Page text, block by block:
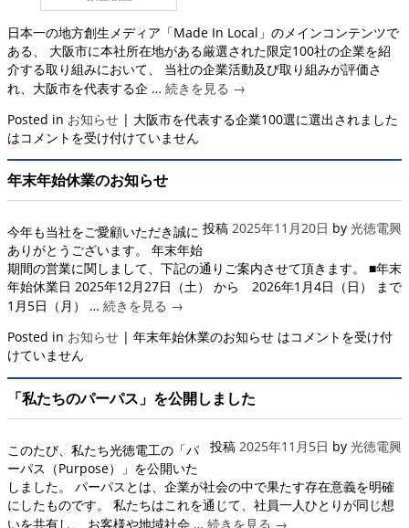
日本一の地方創生メディア「Made In Local」のメインコンテンツで
ある、 大阪市に本社所在地がある厳選された限定100社の企業を紹
介する取り組みにおいて、 当社の企業活動及び取り組みが評価さ
れ、大阪市を代表する企 … 続きを見る →
Posted in お知らせ | 大阪市を代表する企業100選に選出されました
はコメントを受け付けていません
年末年始休業のお知らせ
投稿 2025年11月20日 by 光徳電興
今年も当社をご愛顧いただき誠に
ありがとうございます。 年末年始
期間の営業に関しまして、下記の通りご案内させて頂きます。 ■年末
年始休業日 2025年12月27日（土） から 2026年1月4日（日） まで
1月5日（月） … 続きを見る →
Posted in お知らせ | 年末年始休業のお知らせ はコメントを受け付
けていません
「私たちのパーパス」を公開しました
投稿 2025年11月5日 by 光徳電興
このたび、私たち光徳電工の「パ
ーパス（Purpose）」を公開いた
しました。 パーパスとは、企業が社会の中で果たす存在意義を明確
にしたものです。 私たちはこれを通じて、社員一人ひとりが同じ想
いを共有し、 お客様や地域社会 … 続きを見る →